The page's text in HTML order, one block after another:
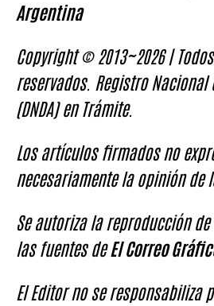
Argentina
Copyright © 2013~2026 |
reservados. Registro Nacional
(DNDA) en Trámite.
Los artículos firmados no
necesariamente la opinión de
Se autoriza la reproducción
las fuentes deEl Correo
El Editor no se responsabiliza